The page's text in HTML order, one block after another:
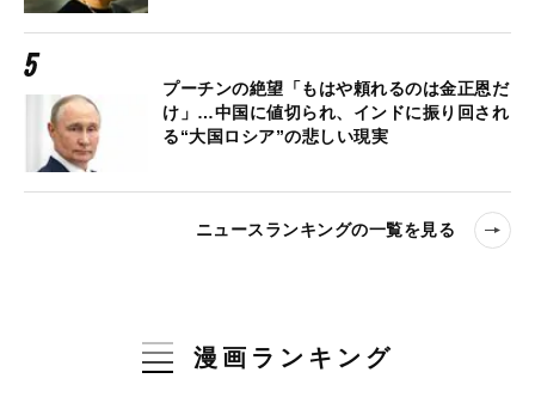
プーチンの絶望「もはや頼れるのは金正恩だ
け」…中国に値切られ、インドに振り回され
る“大国ロシア”の悲しい現実
ニュースランキングの一覧を見る
漫画ランキング